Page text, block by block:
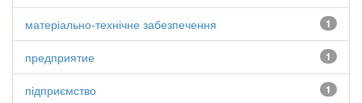
1
матеріально-технічне забезпечення
1
предприятие
1
підприємство